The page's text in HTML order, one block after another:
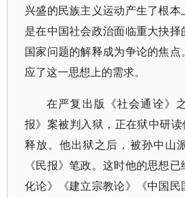
兴盛的民族主义运动产生了根
是在中国社会政治面临重大抉
国家问题的解释成为争论的焦
应了这一思想上的需求。
在严复出版《社会通诠》
报》案被判入狱，正在狱中研
释放。他出狱之后，被孙中山
《民报》笔政。这时他的思想
化论》《建立宗教论》《中国民